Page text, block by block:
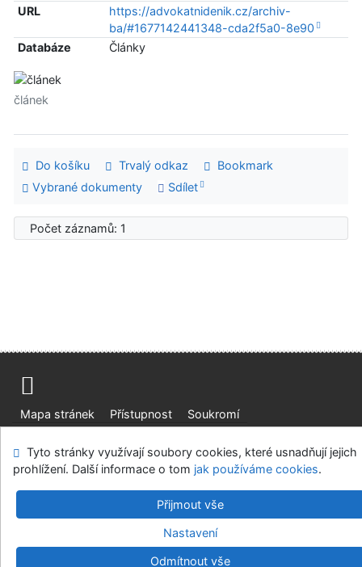
URL
https://advokatnidenik.cz/archiv-
ba/#1677142441348-cda2f5a0-8e90
Databáze
Články
článek
Do košíku Trvalý odkaz
Bookmark
Vybrané dokumenty
Sdílet
Počet záznamů: 1
Mapa stránek Přístupnost
Soukromí
Ústavní soud, IČO: 48513687, se sídlem Joštova 625/8,
660 83 Brno
©1993-2026IPACv.4.8.63a-Cosmotron Bohemia, s.r.o.
Tyto stránky využívají soubory cookies, které usnadňují jejich
prohlížení. Další informace o tom jak používáme cookies.
Přijmout vše
Nastavení
Odmítnout vše